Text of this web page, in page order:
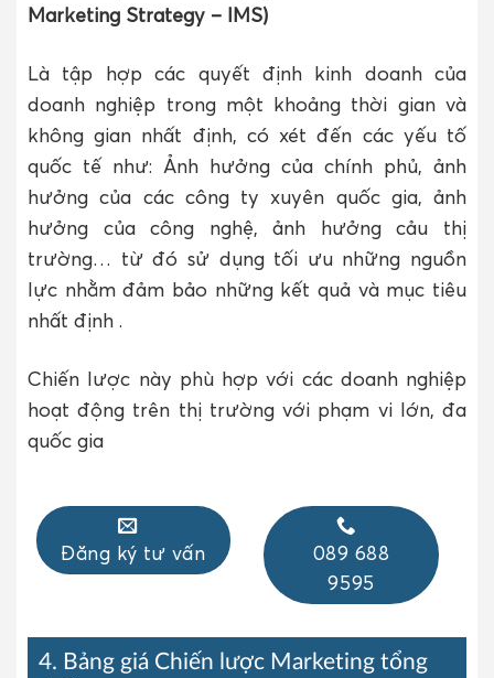
Marketing Strategy – IMS)
Là tập hợp các quyết định kinh doanh của
doanh nghiệp trong một khoảng thời gian và
không gian nhất định, có xét đến các yếu tố
quốc tế như: Ảnh hưởng của chính phủ, ảnh
hưởng của các công ty xuyên quốc gia, ảnh
hưởng của công nghệ, ảnh hưởng cảu thị
trường… từ đó sử dụng tối ưu những nguồn
lực nhằm đảm bảo những kết quả và mục tiêu
nhất định .
Chiến lược này phù hợp với các doanh nghiệp
hoạt động trên thị trường với phạm vi lớn, đa
quốc gia
Đăng ký tư vấn
089 688
9595
4. Bảng giá Chiến lược Marketing tổng